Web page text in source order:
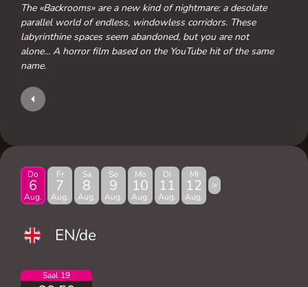
The «Backrooms» are a new kind of nightmare: a desolate
parallel world of endless, windowless corridors. These
labyrinthine spaces seem abandoned, but you are not
alone... A horror film based on the YouTube hit of the same
name.
Do
6
Aug.
Fr
7
Aug.
Sa
8
Aug.
So
9
Aug.
Mo
10
Aug.
Di
11
Aug.
Mi
12
Aug.
>
EN/de
Saal 19